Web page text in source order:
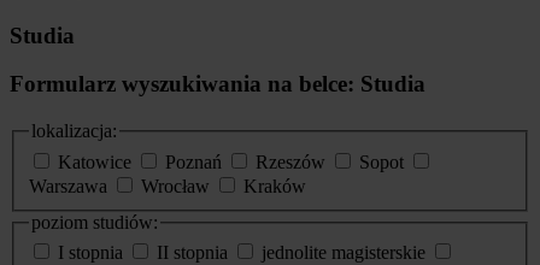
Studia
Formularz wyszukiwania na belce: Studia
lokalizacja:
Katowice
Poznań Rzeszów
Sopot
Warszawa
Wrocław
Kraków
poziom studiów:
I stopnia
II stopnia
jednolite magisterskie